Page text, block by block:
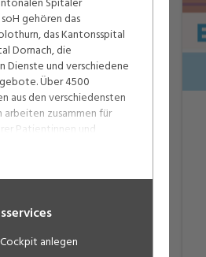
gehören das
das Kantonsspital
Dornach, die
Dienste und verschiedene
Über 4500
aus den verschiedensten
arbeiten zusammen für
Patientinnen und
Eigentümer der
Solothurn. Unsere
Solothurn
Oltenanlegen